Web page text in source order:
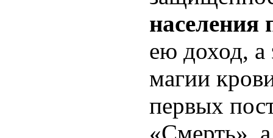
населения
ею доход, а
магии
первых
«Смерть»,